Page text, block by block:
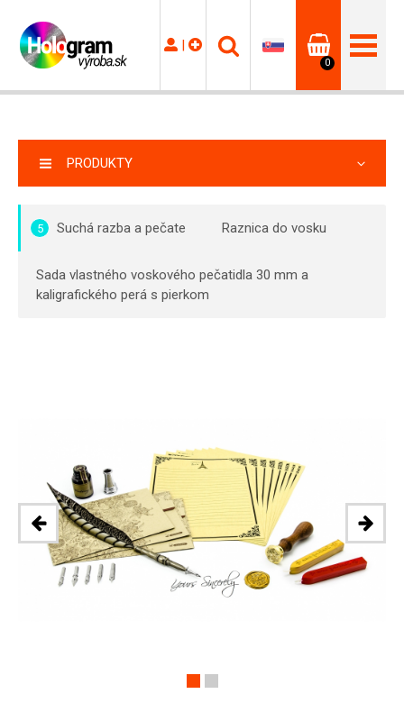
|
0
PRODUKTY
5 Suchá razba a pečate Raznica do vosku
Sada vlastného voskového pečatidla 30 mm a
kaligrafického perá s pierkom